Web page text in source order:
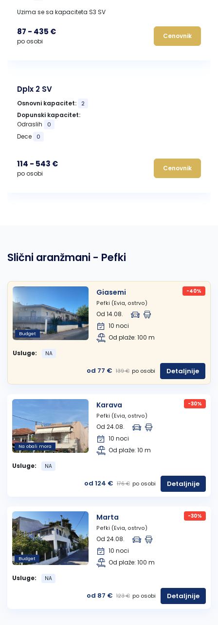
Uzima se sa kapaciteta S3 SV
87 - 435 €
po osobi
Cenovnik
Dplx 2 SV
Osnovni kapacitet: 2
Dopunski kapacitet:
Odraslih
0
Dece 0
114 - 543 €
po osobi
Cenovnik
Slični aranžmani - Pefki
Budget
Giasemi -40%
Pefki (Evia, ostrvo)
Od 14.08.
10 noci
Od plaže: 100 m
Usluge:
NA
od 77 € 139 € po osobi Detaljnije
Na obali mora
Karava -30%
Pefki (Evia, ostrvo)
Od 24.08.
10 noci
Od plaže: 10 m
Usluge:
NA
od 124 € 176 € po osobi Detaljnije
Budget
Marta -30%
Pefki (Evia, ostrvo)
Od 24.08.
10 noci
Od plaže: 100 m
Usluge:
NA
od 87 € 123 € po osobi Detaljnije